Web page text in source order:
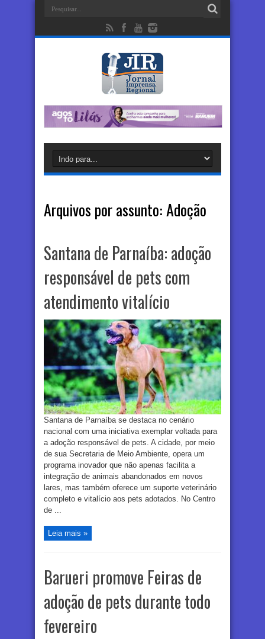
Arquivos por assunto:Adoção
Santana de Parnaíba: adoção
responsável de pets com
atendimento vitalício
Santana de Parnaíba se destaca no cenário
nacional com uma iniciativa exemplar voltada para
a adoção responsável de pets. A cidade, por meio
de sua Secretaria de Meio Ambiente, opera um
programa inovador que não apenas facilita a
integração de animais abandonados em novos
lares, mas também oferece um suporte veterinário
completo e vitalício aos pets adotados. No Centro
de ...
Leia mais »
Barueri promove Feiras de
adoção de pets durante todo
fevereiro